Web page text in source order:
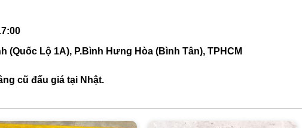
(Quốc Lộ 1A), P.Bình Hưng Hòa (Bình Tân), TPHCM
cũ đấu giá tại Nhật.